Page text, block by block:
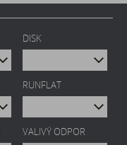
DISK
RUNFLAT
VALIVÝ ODPOR